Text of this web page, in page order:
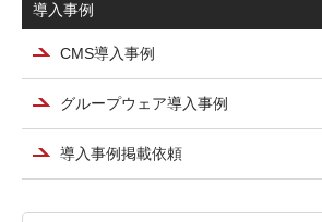
導入事例
CMS導入事例
グループウェア導入事例
導入事例掲載依頼